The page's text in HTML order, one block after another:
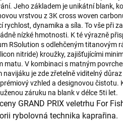
Jeho základem je unikátní blank,
vrstvou z 3K cross woven
rychlost, dynamika a síla. To vše při
nízké hmotnosti. K té výrazně
RSolution s odlehčeným titanovým
nitride) kroužky, zajišťujícími
matu. V kombinaci s matným
navijáku je zde zřetelně viditelný
vzhled a designovou
záruku na blank v délce 5ti let.
GRAND PRIX veletrhu For
rybolovná technika kaprařina.